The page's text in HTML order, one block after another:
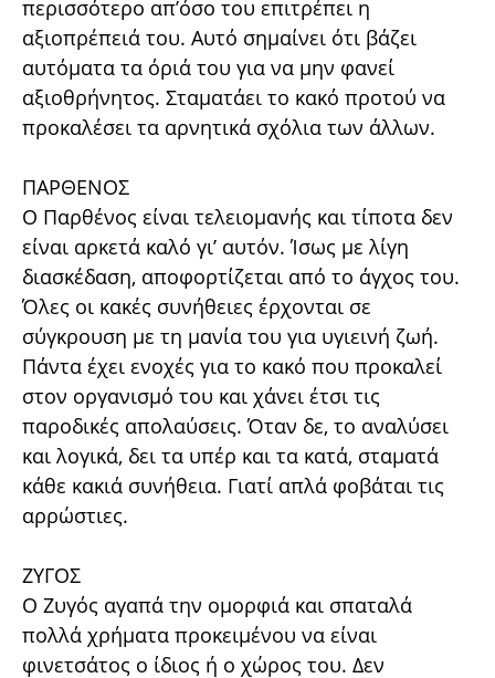
περισσότερο απ’όσο του επιτρέπει η
αξιοπρέπειά του. Αυτό σημαίνει ότι βάζει
αυτόματα τα όριά του για να μην φανεί
αξιοθρήνητος. Σταματάει το κακό προτού να
προκαλέσει τα αρνητικά σχόλια των άλλων.
ΠΑΡΘΕΝΟΣ
Ο Παρθένος είναι τελειομανής και τίποτα δεν
είναι αρκετά καλό γι’ αυτόν. Ίσως με λίγη
διασκέδαση, αποφορτίζεται από το άγχος του.
Όλες οι κακές συνήθειες έρχονται σε
σύγκρουση με τη μανία του για υγιεινή ζωή.
Πάντα έχει ενοχές για το κακό που προκαλεί
στον οργανισμό του και χάνει έτσι τις
παροδικές απολαύσεις. Όταν δε, το αναλύσει
και λογικά, δει τα υπέρ και τα κατά, σταματά
κάθε κακιά συνήθεια. Γιατί απλά φοβάται τις
αρρώστιες.
ΖΥΓΟΣ
Ο Ζυγός αγαπά την ομορφιά και σπαταλά
πολλά χρήματα προκειμένου να είναι
φινετσάτος ο ίδιος ή ο χώρος του. Δεν